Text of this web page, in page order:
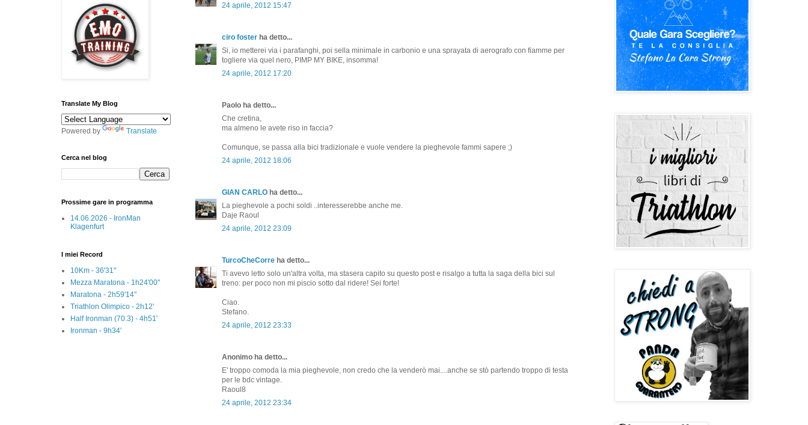
24 aprile, 2012 15:47
ciro foster ha detto...
Si, io metterei via i parafanghi, poi sella minimale in carbonio e una sprayata di aerografo con fiamme per
togliere via quel nero, PIMP MY BIKE, insomma!
24 aprile, 2012 17:20
Paolo ha detto...
Che cretina,
ma almeno le avete riso in faccia?
Comunque, se passa alla bici tradizionale e vuole vendere la pieghevole fammi sapere ;)
24 aprile, 2012 18:06
GIAN CARLO ha detto...
La pieghevole a pochi soldi ..interesserebbe anche me.
Daje Raoul
24 aprile, 2012 23:09
TurcoCheCorre ha detto...
Ti avevo letto solo un'altra volta, ma stasera capito su questo post e risalgo a tutta la saga della bici sul
treno: per poco non mi piscio sotto dal ridere! Sei forte!
Ciao.
Stefano.
24 aprile, 2012 23:33
Anonimo ha detto...
E' troppo comoda la mia pieghevole, non credo che la venderò mai....anche se stò partendo troppo di testa
per le bdc vintage.
Raoul8
24 aprile, 2012 23:34
Translate My Blog
Powered by Translate
Cerca nel blog
Prossime gare in programma
14.06.2026 - IronMan
Klagenfurt
I miei Record
10Km - 36'31"
Mezza Maratona - 1h24'00"
Maratona - 2h59'14"
Triathlon Olimpico - 2h12'
Half Ironman (70.3) - 4h51'
Ironman - 9h34'